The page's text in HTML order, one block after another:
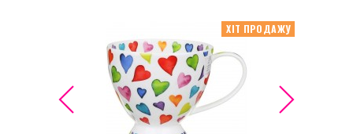
ХІТ ПРОДАЖУ